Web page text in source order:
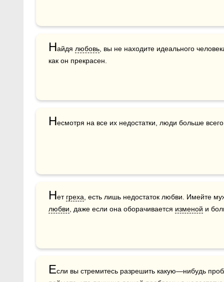
Найдя любовь , вы не находите идеального
как он прекрасен.
Несмотря на все их недостатки, люди больше
Нет греха
любви , даже если она оборачивается изменой и
Если вы стремитесь разрешить какую—нибудь